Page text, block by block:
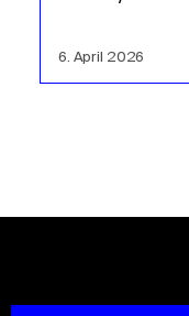
6. April 2026